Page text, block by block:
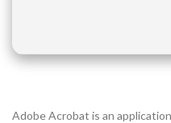
Adobe Acrobat is an